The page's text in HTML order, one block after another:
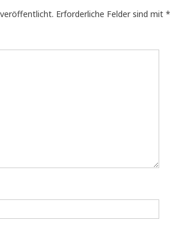
Erforderliche Felder sind mit *